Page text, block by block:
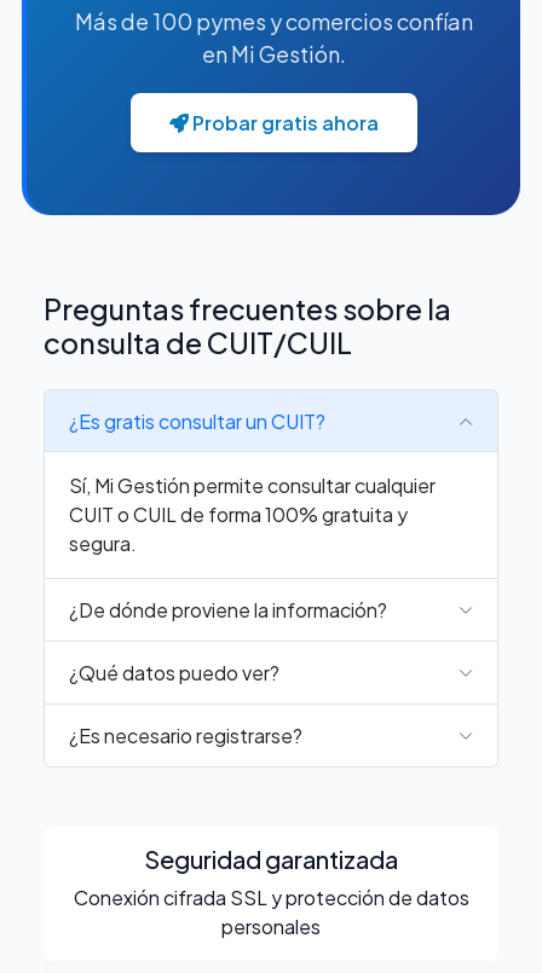
Más de 100 pymes y comercios confían
en Mi Gestión.
Probar gratis ahora
Preguntas frecuentes sobre la
consulta de CUIT/CUIL
¿Es gratis consultar un CUIT?
Sí, Mi Gestión permite consultar cualquier
CUIT o CUIL de forma 100% gratuita y
segura.
¿De dónde proviene la información?
¿Qué datos puedo ver?
¿Es necesario registrarse?
Seguridad garantizada
Conexión cifrada SSL y protección de datos
personales